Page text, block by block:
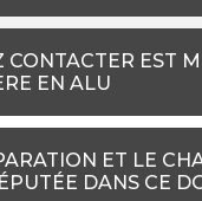
EST
EN ALU
ET LE
DANS CE